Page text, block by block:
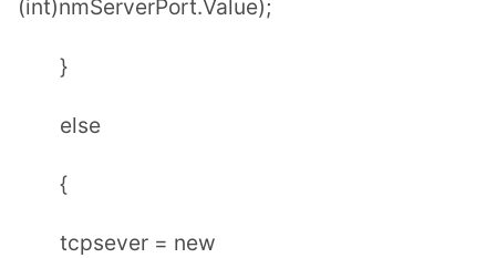
(int)nmServerPort.Value);
}
else
{
tcpsever = new